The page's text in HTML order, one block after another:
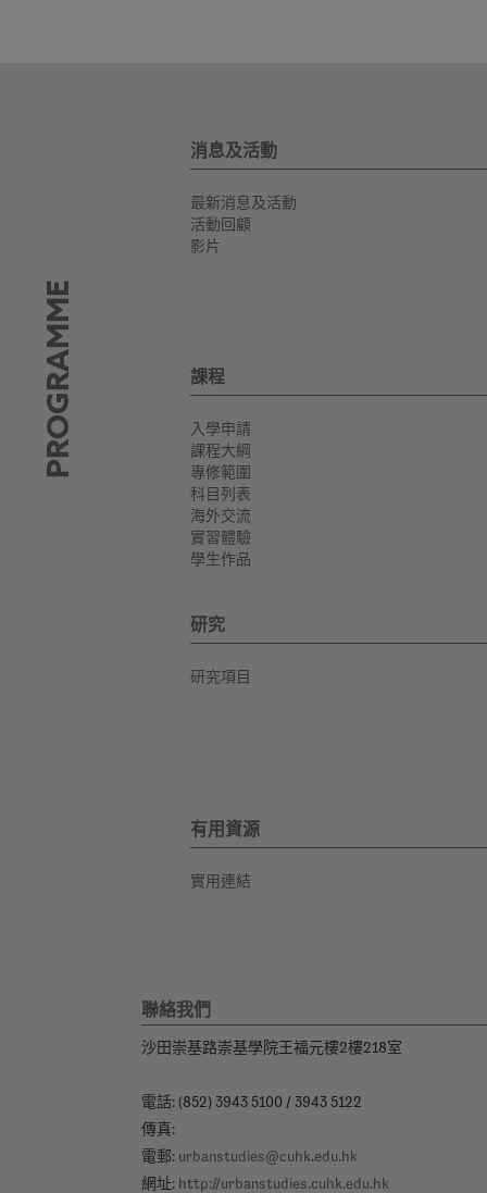
PROGRAMME
消息及活動
最新消息及活動
活動回顧
影片
課程
入學申請
課程大綱
專修範圍
科目列表
海外交流
實習體驗
學生作品
研究
研究項目
有用資源
實用連結
聯絡我們
沙田崇基路崇基學院王福元樓2樓218室
電話: (852) 3943 5100 / 3943 5122
傳真:
電郵: urbanstudies@cuhk.edu.hk
網址: http://urbanstudies.cuhk.edu.hk